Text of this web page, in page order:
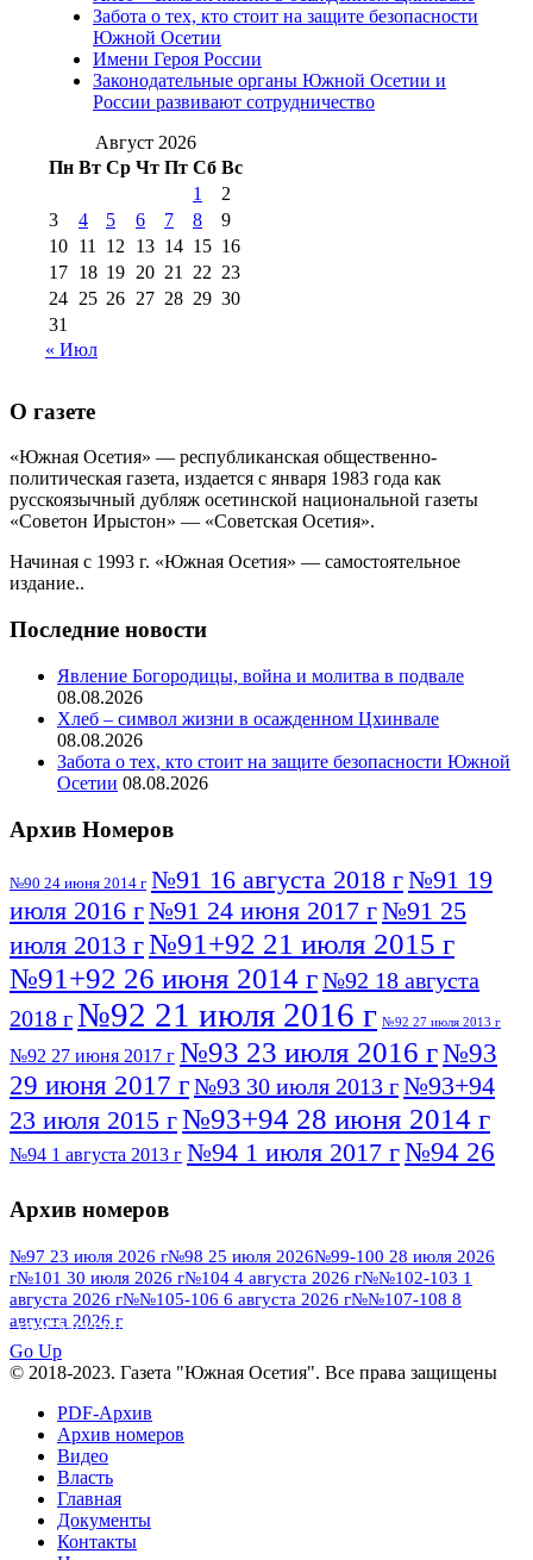
августа 2016 г(10)№98 5 июля 2014 г(10)
№98 8 августа 2013 г
августа 2012 г(14) №98+99 11 июля
2017 г(9)
№99 4 августа
2016 г(12) №99 8 июля 2014 г
августа 2012 г(11)
августа 2013 г
(12)
Забота о тех, кто стоит на защите безопасности
Южной Осетии
Имени Героя России
Законодательные органы Южной Осетии и
России развивают сотрудничество
Август 2026
Пн Вт Ср Чт Пт Сб Вс
1
2
3
4 5 6 7 8
9
10 11 12 13 14 15 16
17 18 19 20 21 22 23
24 25 26 27 28 29 30
31
« Июл
О газете
«Южная Осетия» — республиканская общественно-
политическая газета, издается с января 1983 года как
русскоязычный дубляж осетинской национальной газеты
«Советон Ирыстон» — «Советская Осетия».
Начиная с 1993 г. «Южная Осетия» — самостоятельное
издание..
Последние новости
Явление Богородицы, война и молитва в подвале
08.08.2026
Хлеб – символ жизни в осажденном Цхинвале
08.08.2026
Забота о тех, кто стоит на защите безопасности Южной
Осетии 08.08.2026
Архив Номеров
№90 24 июня 2014 г №91 16 августа 2018 г№91 19
июля 2016 г№91 24 июня 2017 г№91 25
июля 2013 г№91+92 21 июля 2015 г
№91+92 26 июня 2014 г№92 18 августа
2018 г№92 21 июля 2016 г №92 27 июля 2013 г
№92 27 июня 2017 г №93 23 июля 2016 г№93
29 июня 2017 г№93 30 июля 2013 г№93+94
23 июля 2015 г№93+94 28 июня 2014 г
№94 1 августа 2013 г №94 1 июля 2017 г№94 26
№95 7 августа 2012 г
№95 28 июля 2016 г №95+96 3 августа
2013 г№96 6 июля 2017 г№96 9 августа
2012 г №96 28 июля 2015 г
№96+97 30 июля 2016 г
№97 11 августа 2012 г
№97 30 июля 2015 г
№98 2 августа 2016 г
августа 2013 г
№98+99 11 июля 2017 г
Архив номеров
№97 23 июля 2026 г№98 25 июля 2026№99-100 28 июля 2026
г№101 30 июля 2026 г№104 4 августа 2026 г№№102-103 1
августа 2026 г№№105-106 6 августа 2026 г№№107-108 8
августа 2026 г
ПОСМОТРЕТЬ ВСЕ
Go Up
© 2018-2023. Газета "Южная Осетия". Все права защищены
PDF-Архив
Архив номеров
Видео
Власть
Главная
Документы
Контакты